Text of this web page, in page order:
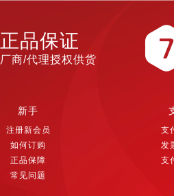
正品保证
厂商/代理授权供货
新手
注册新会员
如何订购
正品保障
常见问题
支
发
支